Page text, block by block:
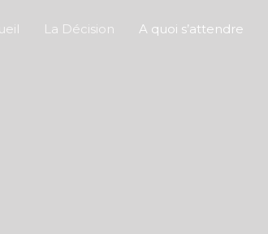
La Décision A quoi s’attendre